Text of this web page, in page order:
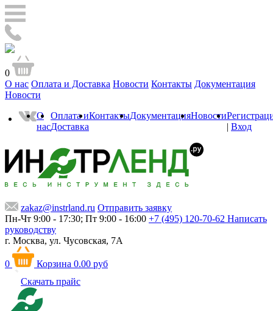
0
О нас Оплата и Доставка Новости Контакты Документация
Новости
О
нас
Оплата и
Доставка
КонтактыДокументацияНовости
| Вход
zakaz@instrland.ru Отправить заявку
Пн-Чт 9:00 - 17:30; Пт 9:00 - 16:00 +7 (495) 120-70-62 Написать
руководству
г. Москва, ул. Чусовская, 7А
0 Корзина 0.00 руб
Скачать прайс